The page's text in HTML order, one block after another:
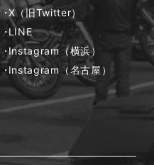
X（旧Twitter）
LINE
Instagram（横浜）
Instagram（名古屋）